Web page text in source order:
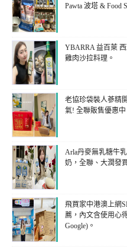
Pawta 波塔 & Food
YBARRA 益百萊
雞肉沙拉料理。
老協珍袋裝人蔘精
氣! 全聯販售優惠中
Arla丹麥無乳糖牛
奶，全聯、大潤發
飛買家中港澳上網
薦，內文含使用心
Google)。